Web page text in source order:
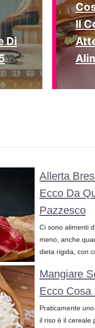
Di
Il
Allerta
Ecco Da
Pazzesco
Ci sono alimenti
meno, anche
dieta rigida, con
Mangiare
Ecco Cosa
Praticamente
il riso è il cereale